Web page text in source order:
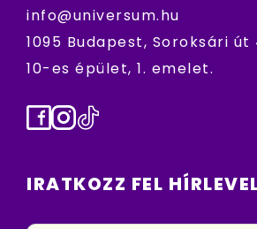
info@universum.hu
1095 Budapest, Soroksári út
10-es épület, 1. emelet.
Facebook
Instagram
TikTok
IRATKOZZ FEL